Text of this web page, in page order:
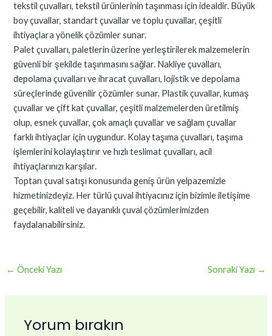
tekstil çuvalları, tekstil ürünlerinin taşınması için idealdir. Büyük
boy çuvallar, standart çuvallar ve toplu çuvallar, çeşitli
ihtiyaçlara yönelik çözümler sunar.
Palet çuvalları, paletlerin üzerine yerleştirilerek malzemelerin
güvenli bir şekilde taşınmasını sağlar. Nakliye çuvalları,
depolama çuvalları ve ihracat çuvalları, lojistik ve depolama
süreçlerinde güvenilir çözümler sunar. Plastik çuvallar, kumaş
çuvallar ve çift kat çuvallar, çeşitli malzemelerden üretilmiş
olup, esnek çuvallar, çok amaçlı çuvallar ve sağlam çuvallar
farklı ihtiyaçlar için uygundur. Kolay taşıma çuvalları, taşıma
işlemlerini kolaylaştırır ve hızlı teslimat çuvalları, acil
ihtiyaçlarınızı karşılar.
Toptan çuval satışı konusunda geniş ürün yelpazemizle
hizmetinizdeyiz. Her türlü çuval ihtiyacınız için bizimle iletişime
geçebilir, kaliteli ve dayanıklı çuval çözümlerimizden
faydalanabilirsiniz.
← Önceki Yazı Sonraki Yazı →
Yorum bırakın